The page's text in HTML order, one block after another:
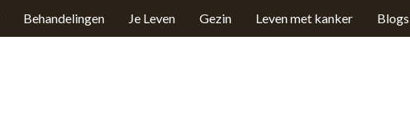
Behandelingen Je Leven Gezin Leven met kanker Blogs